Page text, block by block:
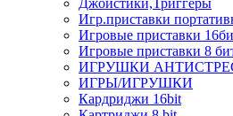
Джойстики,Триггеры
Игр.приставки
Игровые приставки
Игровые приставки 8
ИГРУШКИ
ИГРЫ/ИГРУШКИ
Кардриджи 16bit